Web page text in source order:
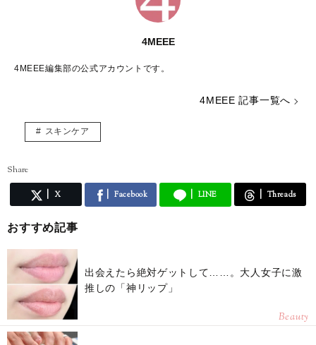
4MEEE
4MEEE編集部の公式アカウントです。
4MEEE 記事一覧へ
スキンケア
Share
X Facebook LINE Threads
おすすめ記事
出会えたら絶対ゲットして……。大人女子に激
推しの「神リップ」
Beauty